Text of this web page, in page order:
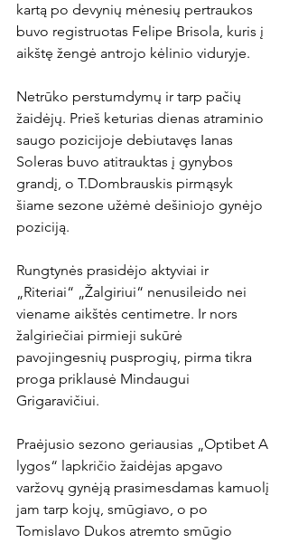
kartą po devynių mėnesių pertraukos
buvo registruotas Felipe Brisola, kuris į
aikštę žengė antrojo kėlinio viduryje.
Netrūko perstumdymų ir tarp pačių
žaidėjų. Prieš keturias dienas atraminio
saugo pozicijoje debiutavęs Ianas
Soleras buvo atitrauktas į gynybos
grandį, o T.Dombrauskis pirmąsyk
šiame sezone užėmė dešiniojo gynėjo
poziciją.
Rungtynės prasidėjo aktyviai ir
„Riteriai“ „Žalgiriui“ nenusileido nei
viename aikštės centimetre. Ir nors
žalgiriečiai pirmieji sukūrė
pavojingesnių pusprogių, pirma tikra
proga priklausė Mindaugui
Grigaravičiui.
Praėjusio sezono geriausias „Optibet A
lygos“ lapkričio žaidėjas apgavo
varžovų gynėją prasimesdamas kamuolį
jam tarp kojų, smūgiavo, o po
Tomislavo Dukos atremto smūgio